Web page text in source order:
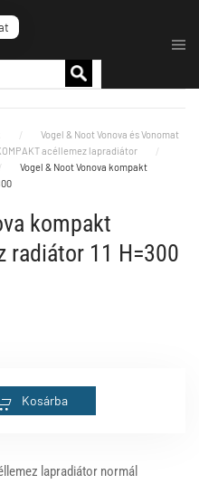
Vogel & Noot Vonova és Vonomat
acéllemez lapradiátor
Vogel & Noot Vonova kompakt
kompakt
radiátor 11 H=300
Kosárba
lapradiátor normál